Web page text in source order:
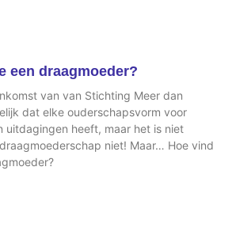
een draagmoeder?
van van Stichting Meer dan
dat elke ouderschapsvorm voor
uitdagingen heeft, maar het is niet
niet! Maar… Hoe vind